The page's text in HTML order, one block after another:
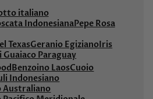
italiano
IndonesianaPepe Rosa
TexasGeranio EgizianoIris
Guaiaco Paraguay
Benzoino LaosCuoio
Indonesiano
Australiano